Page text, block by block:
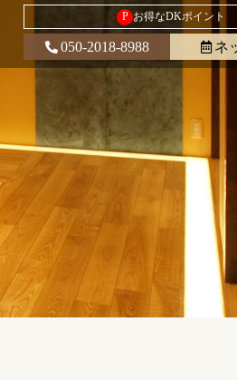
P お得なDKポイント
050-2018-8988 ネ